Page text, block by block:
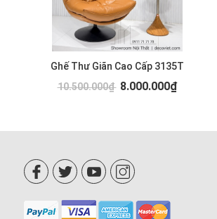
Ghế Thư Giãn Cao Cấp 3135T
10.500.000₫ 8.000.000₫